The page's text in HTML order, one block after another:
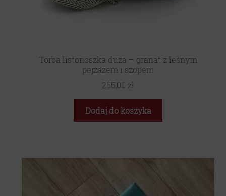
Torba listonoszka duża – granat z leśnym
pejzażem i szopem
265,00 zł
Dodaj do koszyka